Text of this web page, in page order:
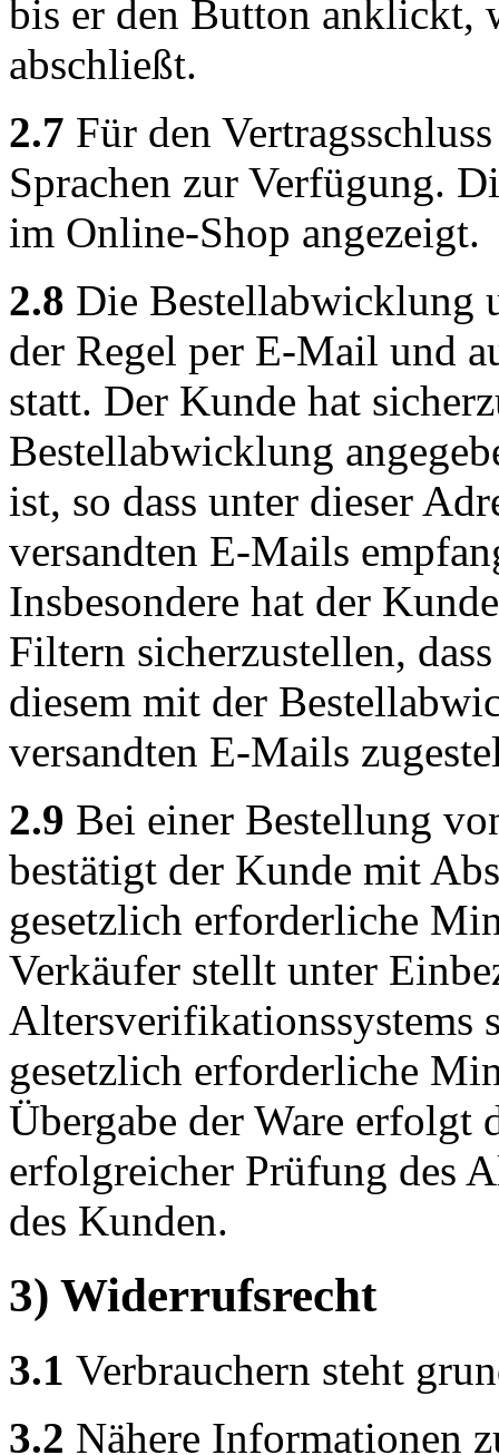
bis er den Button anklickt,
abschließt.
2.7 Für den
Sprachen zur Verfügung.
im Online-Shop angezeigt.
2.8 Die Bestellabwicklung
der Regel per E-Mail und
statt. Der Kunde hat
Bestellabwicklung
ist, so dass unter dieser
versandten E-Mails
Insbesondere hat der
Filtern sicherzustellen,
diesem mit der
versandten E-Mails
2.9 Bei einer Bestellung
bestätigt der Kunde mit
gesetzlich erforderliche
Verkäufer stellt unter
Altersverifikationssystems
gesetzlich erforderliche
Übergabe der Ware erfolgt
erfolgreicher Prüfung des
des Kunden.
3) Widerrufsrecht
3.1 Verbrauchern steht
3.2 Nähere Informationen